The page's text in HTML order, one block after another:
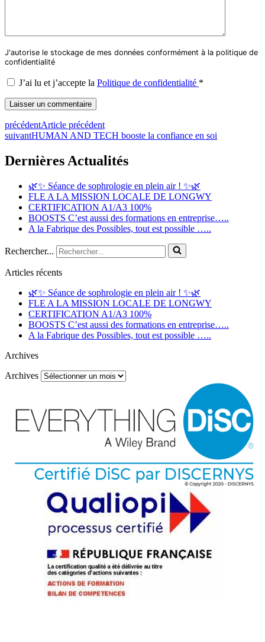
J'autorise le stockage de mes données conformément à la politique de
confidentialité
J’ai lu et j’accepte la Politique de confidentialité *
précédentArticle précédent
suivantHUMAN AND TECH booste la confiance en soi
Dernières Actualités
🌿✨ Séance de sophrologie en plein air ! ✨🌿
FLE A LA MISSION LOCALE DE LONGWY
CERTIFICATION A1/A3 100%
BOOSTS C’est aussi des formations en entreprise…..
A la Fabrique des Possibles, tout est possible …..
Rechercher...
Articles récents
🌿✨ Séance de sophrologie en plein air ! ✨🌿
FLE A LA MISSION LOCALE DE LONGWY
CERTIFICATION A1/A3 100%
BOOSTS C’est aussi des formations en entreprise…..
A la Fabrique des Possibles, tout est possible …..
Archives
Archives